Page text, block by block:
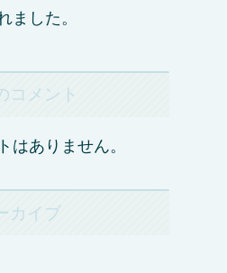
ました。
コメント
はありません。
カイブ